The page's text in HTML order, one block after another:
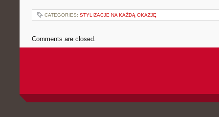
CATEGORIES: STYLIZACJE NA KAŻDĄ OKAZJĘ
Comments are closed.